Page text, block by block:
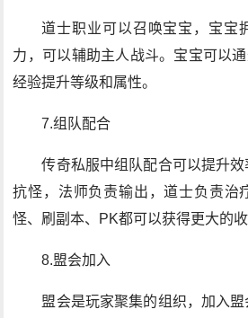
道士职业可以召唤宝宝，宝宝
力，可以辅助主人战斗。宝宝可以
经验提升等级和属性。
7.组队配合
传奇私服中组队配合可以提升
抗怪，法师负责输出，道士负责治
怪、刷副本、PK都可以获得更大的收
8.盟会加入
盟会是玩家聚集的组织，加入